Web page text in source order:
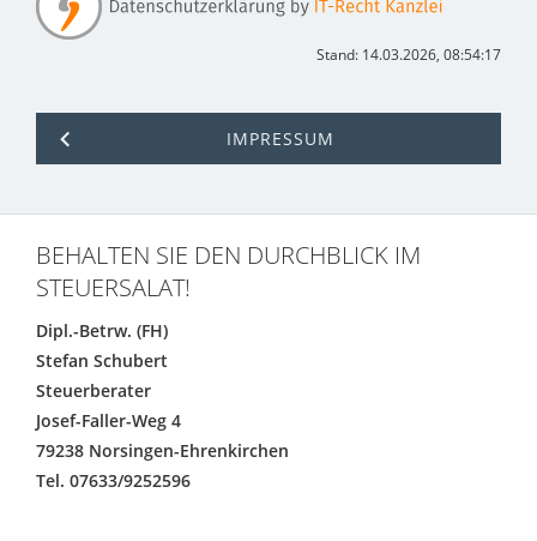
Stand: 14.03.2026, 08:54:17
IMPRESSUM
BEHALTEN SIE DEN DURCHBLICK IM
STEUERSALAT!
Dipl.-Betrw. (FH)
Stefan Schubert
Steuerberater
Josef-Faller-Weg 4
79238 Norsingen-Ehrenkirchen
Tel. 07633/9252596